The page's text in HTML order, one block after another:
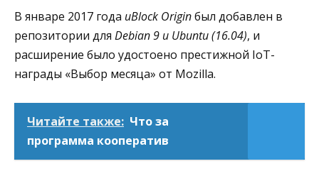
В январе 2017 года uBlock Originбыл добавлен в
репозитории для Debian 9 и Ubuntu (16.04), и
расширение было удостоено престижной IoT-
награды «Выбор месяца» от Mozilla.
Читайте также: Что за
программа кооператив